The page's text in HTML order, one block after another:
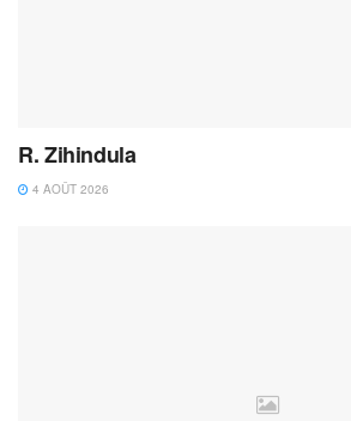
R. Zihindula
4 AOÛT 2026